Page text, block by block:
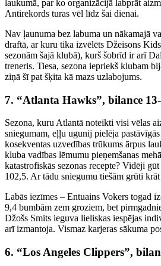
laukumā, par ko organizācijā labprāt
Antirekords turas vēl līdz šai dienai.
Nav ļaunuma bez labuma un nākamajā
draftā, ar kuru tika izvēlēts Džeisons
sezonām šajā klubā), kurš šobrīd ir arī
treneris. Tiesa, sezona iepriekš klubam
ziņā šī pat šķita kā mazs uzlabojums.
7. “Atlanta Hawks”, bilance
Sezona, kuru Atlantā noteikti visi vēlas
sniegumam, eļļu ugunij pielēja
kosekventas uzvedības trūkums ārpus
kluba vadības lēmumu pieņemšanas
katastrofiskās sezonas recepte? Vidēji
102,5. Ar tādu sniegumu tiešām grūti krāt
Labās iezīmes – Entuains Vokers togad
9,4 bumbām zem groziem, bet
Džošs Smits ieguva lieliskas iespējas
arī izmantoja. Vismaz karjeras sākuma
6. “Los Angeles Clippers”,